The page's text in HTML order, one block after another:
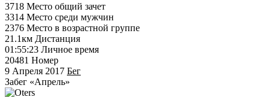
3718 Место общий зачет
3314 Место среди мужчин
2376 Место в возрастной группе
21.1км Дистанция
01:55:23 Личное время
20481 Номер
9 Апреля 2017 Бег
Забег «Апрель»